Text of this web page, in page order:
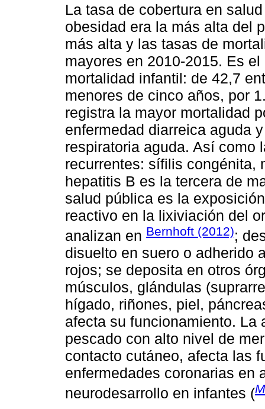
La tasa de cobertura en
obesidad era la más alta del
más alta y las tasas de
mayores en 2010-2015. Es
mortalidad infantil: de 42,7
menores de cinco años, por
registra la mayor mortalidad
enfermedad diarreica aguda
respiratoria aguda. Así como
recurrentes: sífilis congénita,
hepatitis B es la tercera de
salud pública es la
reactivo en la lixiviación del
analizan en Bernhoft (2012);
disuelto en suero o adherido
rojos; se deposita en otros
músculos, glándulas
hígado, riñones, piel,
afecta su funcionamiento. La
pescado con alto nivel de
contacto cutáneo, afecta las
enfermedades coronarias en
neurodesarrollo en infantes (